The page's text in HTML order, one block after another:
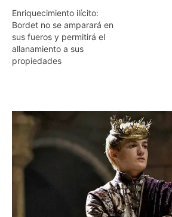
Enriquecimiento ilícito:
Bordet no se amparará en
sus fueros y permitirá el
allanamiento a sus
propiedades